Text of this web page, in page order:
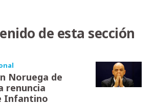
de esta sección
Noruega de
renuncia
Infantino